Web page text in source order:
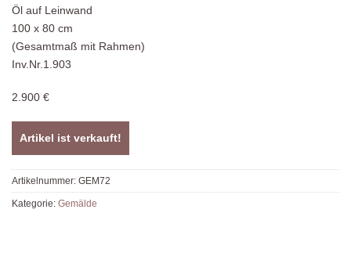
Öl auf Leinwand
100 x 80 cm
(Gesamtmaß mit Rahmen)
Inv.Nr.1.903
2.900 €
Artikel ist verkauft!
Artikelnummer: GEM72
Kategorie: Gemälde